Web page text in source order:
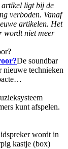
ligt bij de
verboden. Vanaf
artikelen. Het
wordt niet meer
De soundbar
nieuwe technieken
kunt afspelen.
wordt in
kastje (box)